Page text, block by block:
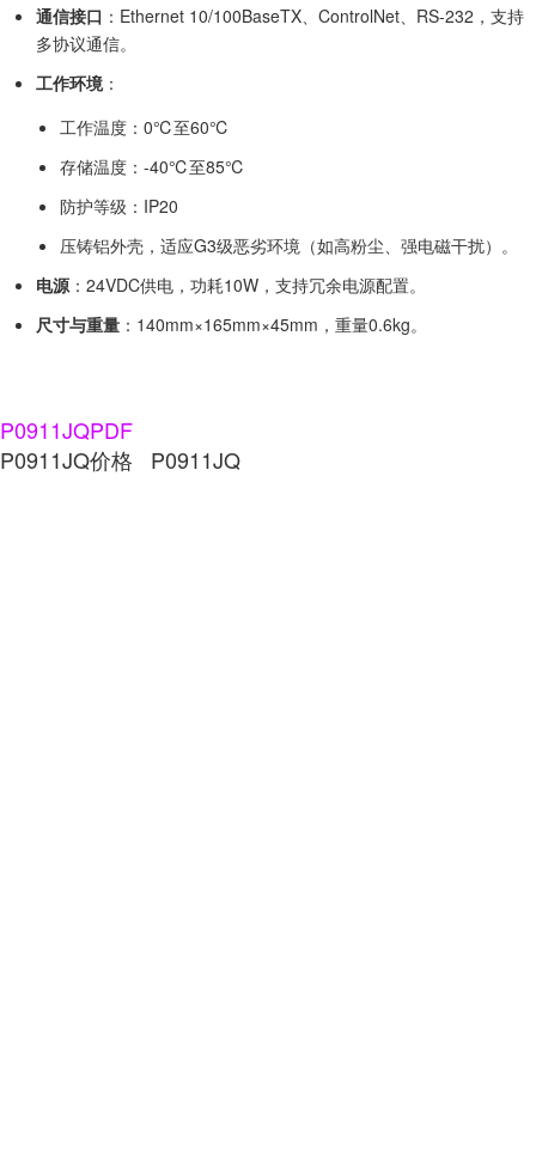
通信接口 ：Ethernet 10/100BaseTX、ControlNet、RS-232，支持
多协议通信。
工作环境 ：
工作温度：0℃至60℃
存储温度：-40℃至85℃
防护等级：IP20
压铸铝外壳，适应G3级恶劣环境（如高粉尘、强电磁干扰）。
电源：24VDC供电，功耗10W，支持冗余电源配置。
尺寸与重量 ：140mm×165mm×45mm，重量0.6kg。
P0911JQPDF
P0911JQ价格 P0911JQ